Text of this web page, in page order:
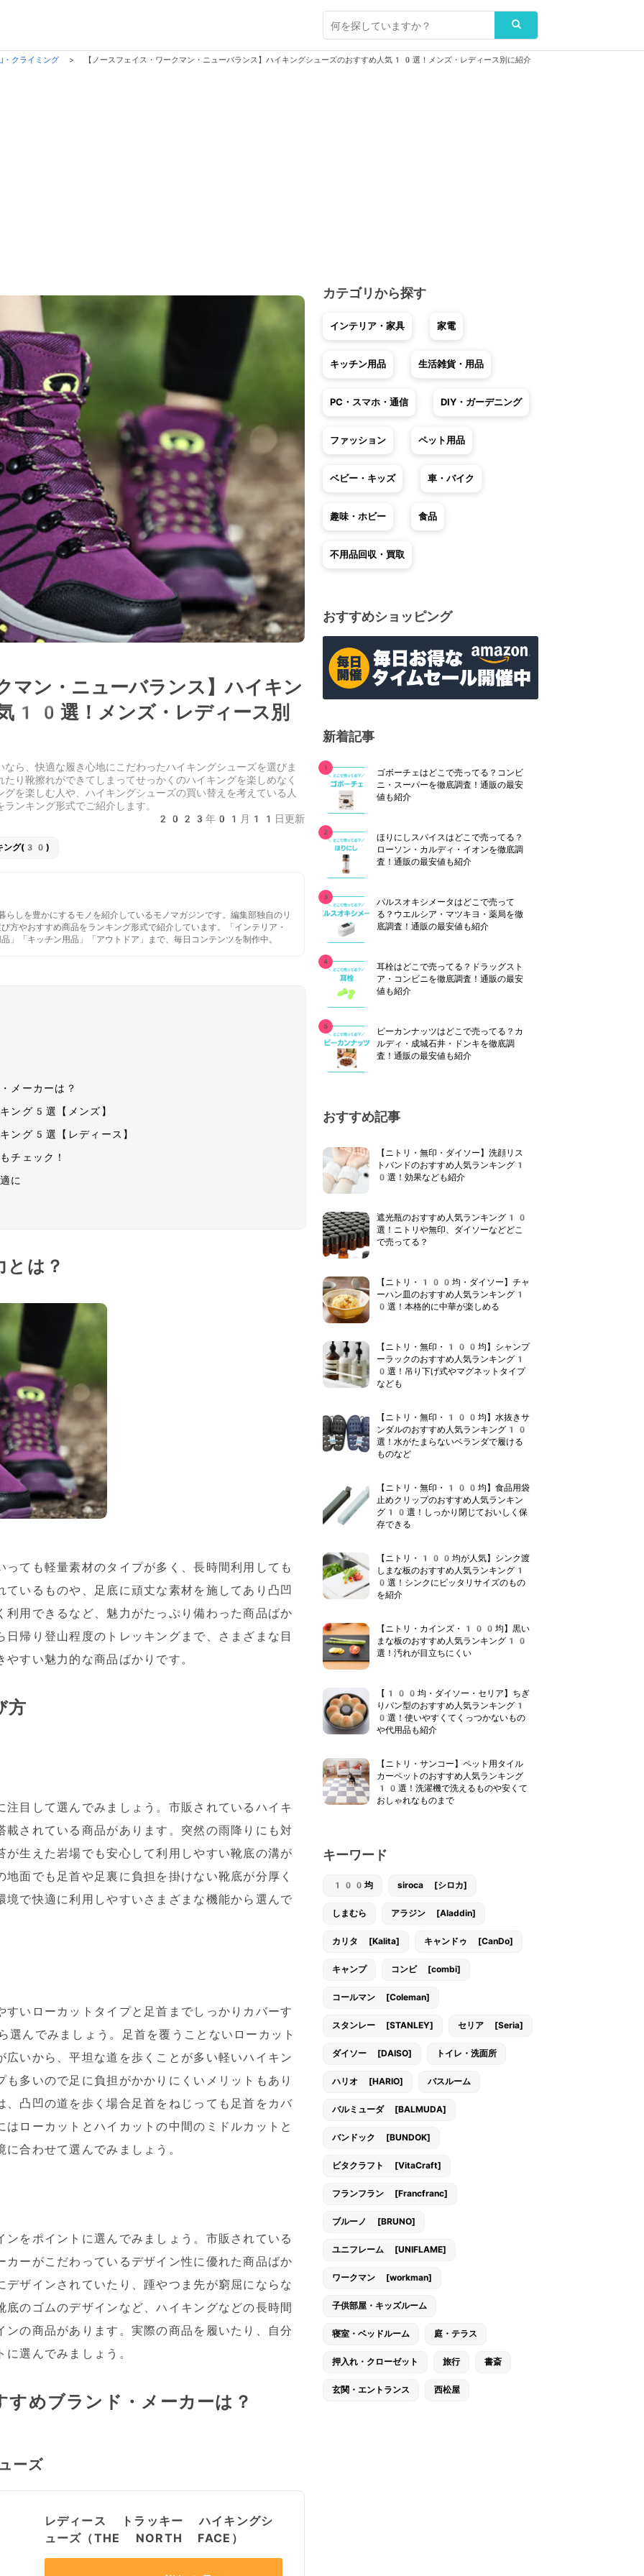
・クライミング > 【ノースフェイス・ワークマン・ニューバランス】ハイキングシューズのおすすめ人気10選！メンズ・レディース別に紹介
マン・ニューバランス】ハイキン
10選！メンズ・レディース別
ら、快適な履き心地にこだわったハイキングシューズを選びま
り靴擦れができてしまってせっかくのハイキングを楽しめなく
を楽しむ人や、ハイキングシューズの買い替えを考えている人
ンキング形式でご紹介します。
2023年01月11日更新
ング(30)
しを豊かにするモノを紹介しているモノマガジンです。編集部独自のリ
方やおすすめ商品をランキング形式で紹介しています。「インテリア・
」「キッチン用品」「アウトドア」まで、毎日コンテンツを制作中。
メーカーは？
ング5選【メンズ】
ング5選【レディース】
チェック！
に
は？
ても軽量素材のタイプが多く、長時間利用しても
いるものや、足底に頑丈な素材を施してあり凸凹
用できるなど、魅力がたっぷり備わった商品ばか
帰り登山程度のトレッキングまで、さまざまな目
すい魅力的な商品ばかりです。
方
目して選んでみましょう。市販されているハイキ
されている商品があります。突然の雨降りにも対
生えた岩場でも安心して利用しやすい靴底の溝が
面でも足首や足裏に負担を掛けない靴底が分厚く
で快適に利用しやすいさまざまな機能から選んで
いローカットタイプと足首までしっかりカバーす
んでみましょう。足首を覆うことないローカット
いから、平坦な道を歩くことが多い軽いハイキン
多いので足に負担がかかりにくいメリットもあり
凸凹の道を歩く場合足首をねじっても足首をカバ
ローカットとハイカットの中間のミドルカットと
合わせて選んでみましょう。
をポイントに選んでみましょう。市販されている
ーがこだわっているデザイン性に優れた商品ばか
ザインされていたり、踵やつま先が窮屈にならな
のゴムのデザインなど、ハイキングなどの長時間
の商品があります。実際の商品を履いたり、自分
選んでみましょう。
めブランド・メーカーは？
ーズ
レディース トラッキー ハイキングシ
ューズ（THE NORTH FACE）
カテゴリから探す
インテリア・家具 家電
キッチン用品 生活雑貨・用品
PC・スマホ・通信 DIY・ガーデニング
ファッション ペット用品
ベビー・キッズ 車・バイク
趣味・ホビー 食品
不用品回収・買取
おすすめショッピング
新着記事
ゴボーチェはどこで売ってる？コンビ
ニ・スーパーを徹底調査！通販の最安
値も紹介
ほりにしスパイスはどこで売ってる？
ローソン・カルディ・イオンを徹底調
査！通販の最安値も紹介
パルスオキシメータはどこで売って
る？ウエルシア・マツキヨ・薬局を徹
底調査！通販の最安値も紹介
耳栓はどこで売ってる？ドラッグスト
ア・コンビニを徹底調査！通販の最安
値も紹介
ピーカンナッツはどこで売ってる？カ
ルディ・成城石井・ドンキを徹底調
査！通販の最安値も紹介
おすすめ記事
【ニトリ・無印・ダイソー】洗顔リス
トバンドのおすすめ人気ランキング1
0選！効果なども紹介
遮光瓶のおすすめ人気ランキング10
選！ニトリや無印、ダイソーなどどこ
で売ってる？
【ニトリ・100均・ダイソー】チャ
ーハン皿のおすすめ人気ランキング1
0選！本格的に中華が楽しめる
【ニトリ・無印・100均】シャンプ
ーラックのおすすめ人気ランキング1
0選！吊り下げ式やマグネットタイプ
なども
【ニトリ・無印・100均】水抜きサ
ンダルのおすすめ人気ランキング10
選！水がたまらないベランダで履ける
ものなど
【ニトリ・無印・100均】食品用袋
止めクリップのおすすめ人気ランキン
グ10選！しっかり閉じておいしく保
存できる
【ニトリ・100均が人気】シンク渡
しまな板のおすすめ人気ランキング1
0選！シンクにピッタリサイズのもの
を紹介
【ニトリ・カインズ・100均】黒い
まな板のおすすめ人気ランキング10
選！汚れが目立ちにくい
【100均・ダイソー・セリア】ちぎ
りパン型のおすすめ人気ランキング1
0選！使いやすくてくっつかないもの
や代用品も紹介
【ニトリ・サンコー】ペット用タイル
カーペットのおすすめ人気ランキング
10選！洗濯機で洗えるものや安くて
おしゃれなものまで
キーワード
100均 siroca [シロカ]
しまむら アラジン [Aladdin]
カリタ [Kalita] キャンドゥ [CanDo]
キャンプ コンビ [combi]
コールマン [Coleman]
スタンレー [STANLEY] セリア [Seria]
ダイソー [DAISO] トイレ・洗面所
ハリオ [HARIO] バスルーム
バルミューダ [BALMUDA]
バンドック [BUNDOK]
ビタクラフト [VitaCraft]
フランフラン [Francfranc]
ブルーノ [BRUNO]
ユニフレーム [UNIFLAME]
ワークマン [workman]
子供部屋・キッズルーム
寝室・ベッドルーム 庭・テラス
押入れ・クローゼット 旅行 書斎
玄関・エントランス 西松屋